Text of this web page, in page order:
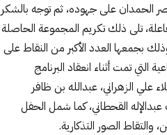
الحمدان على جهوده، ثم توجه بالشكر
تلى ذلك تكريم المجموعة الحاصلة
بجمعها العدد الأكبر من النقاط على
التي تمت أثناء انعقاد البرنامج
علي الزهراني، عبدالله بن ظافر
القحطاني، كما شمل الحفل
الصور التذكارية.